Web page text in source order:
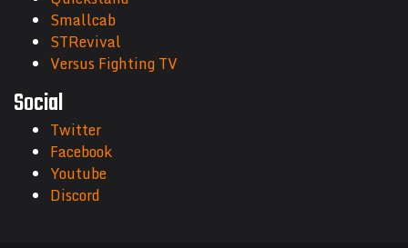
Smallcab
STRevival
Versus Fighting TV
Social
Twitter
Facebook
Youtube
Discord